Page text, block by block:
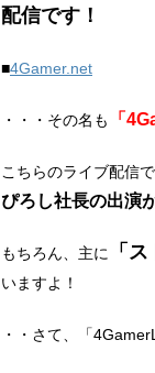
配信です！
■4Gamer.net
・・・その名も 「
こちらのライブ配信
ぴろし社長の出演
もちろん、主に 「
いますよ！
・・さて、「